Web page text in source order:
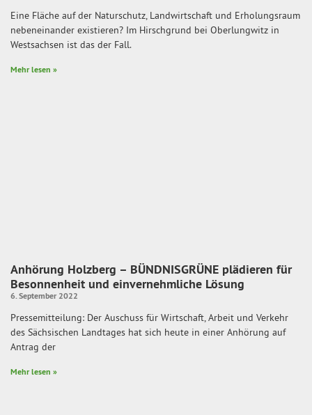
Eine Fläche auf der Naturschutz, Landwirtschaft und Erholungsraum
nebeneinander existieren? Im Hirschgrund bei Oberlungwitz in
Westsachsen ist das der Fall.
Mehr lesen »
Anhörung Holzberg – BÜNDNISGRÜNE plädieren für
Besonnenheit und einvernehmliche Lösung
6. September 2022
Pressemitteilung: Der Auschuss für Wirtschaft, Arbeit und Verkehr
des Sächsischen Landtages hat sich heute in einer Anhörung auf
Antrag der
Mehr lesen »